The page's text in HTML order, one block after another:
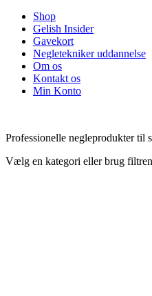
Shop
Gelish Insider
Gavekort
Negletekniker uddannelse
Om os
Kontakt os
Min Konto
Professionelle negleprodukter til
Vælg en kategori eller brug